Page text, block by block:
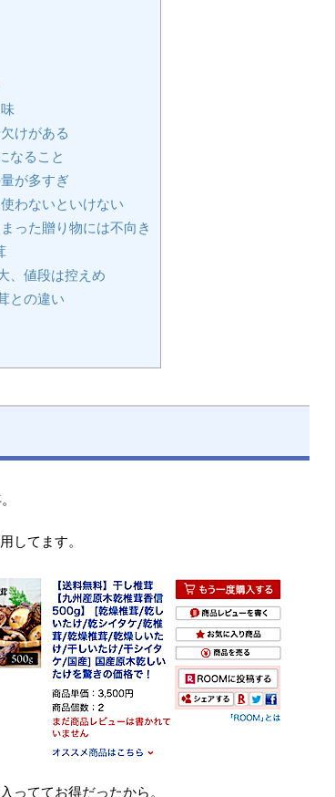
けがある
なること
が多すぎ
わないといけない
った贈り物には不向き
、値段は控えめ
との違い
してます。
っててお得だったから。